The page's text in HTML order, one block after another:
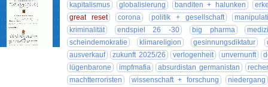
kapitalismus
globalisierung banditen + halunken
great reset
corona politik + gesellschaft
kriminalität
endspiel 26 -30 big pharma
scheindemokratie
klimareligion gesinnungsdiktatur
ausverkauf
zukunft 2025/26 verlogenheit unvernunft
lügenbarone
impfmafia absurdistan germanistan
machtterroristen
wissenschaft + forschung
niedergang